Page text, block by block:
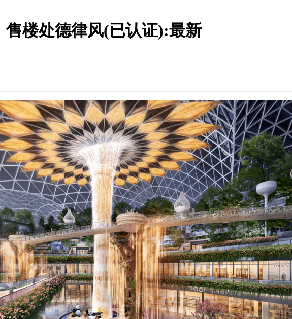
楼处德律风(已认证):最新